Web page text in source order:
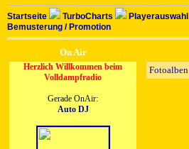
Startseite TurboCharts Playerauswahl
Bemusterung / Promotion
On Air
Herzlich Willkommen beim
Volldampfradio
Gerade OnAir:
Auto DJ
Fotoalben